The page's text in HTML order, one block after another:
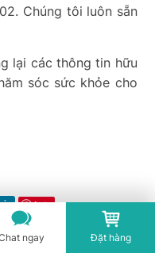
Chúng tôi luôn sẵn
lại các thông tin hữu
sóc sức khỏe cho
Lưu
ngay Đặt hàng